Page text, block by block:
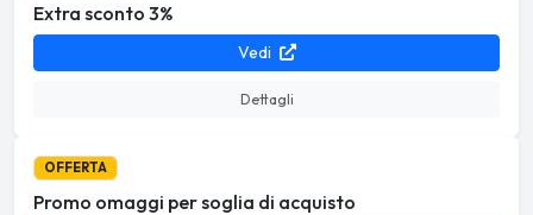
Extra sconto 3%
Vedi
Dettagli
OFFERTA
Promo omaggi per soglia di acquisto